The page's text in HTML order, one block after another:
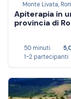
Monte Livata,
Apiterapia in
provincia di
50 minuti
1-2 partecipanti